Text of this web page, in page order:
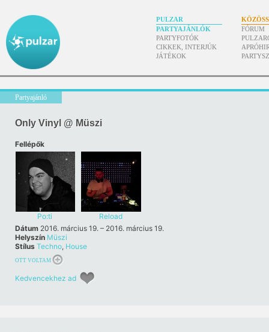
PULZAR
PARTYAJÁNLÓK
PARTYFOTÓK
CIKKEK, INTERJÚK
JÁTÉKOK
FÓRUM
Partyajánló
Only Vinyl @ Müszi
Fellépők
Po:ti
Reload
Dátum 2016. március 19. – 2016. március 19.
Helyszín Müszi
Stílus Techno, House
OTT VOLTAM
Kedvencekhez ad